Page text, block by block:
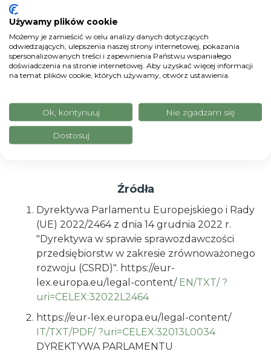
xFarm oferuje
skutecznie spełniające standardy E2, E3 i
E5, dzięki swoimmodułom i systemom
wspomagania decyzji (DSS) opartym na
sztucznej inteligencji. Platforma xFarm daje
rolnictwa, od wpływu na środowisko, takiego
jak ślad węglowy i zużycie wody, po aspekty
ekonomiczne.
Źródła
Dyrektywa Parlamentu Europejskiego i Rady
(UE) 2022/2464 z dnia 14 grudnia 2022 r.
"Dyrektywa w sprawie sprawozdawczości
przedsiębiorstw w zakresie zrównoważonego
rozwoju (CSRD)". https://eur-
lex.europa.eu/legal-content/ EN/TXT/ ?
uri=CELEX:32022L2464
https://eur-lex.europa.eu/legal-content/
IT/TXT/PDF/ ?uri=CELEX:32013L0034
DYREKTYWA PARLAMENTU
Używamy plików cookie
Możemy je zamieścić w celu analizy danych dotyczących
odwiedzających, ulepszenia naszej strony internetowej, pokazania
spersonalizowanych treści i zapewnienia Państwu wspaniałego
doświadczenia na stronie internetowej. Aby uzyskać więcej informacji
na temat plików cookie, których używamy, otwórz ustawienia.
Ok, kontynuuj Nie zgadzam się
Dostosuj